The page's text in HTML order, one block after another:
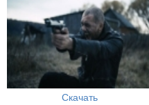
Скачать